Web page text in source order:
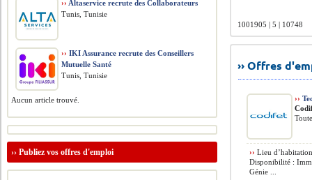
1001905 | 5 | 10748
›› Offres
››
›› Lieu
Disponibilité :
Génie ...
›› Altaservice recrute des Collaborateurs
Tunis, Tunisie
›› IKI Assurance recrute des Conseillers
Mutuelle Santé
Tunis, Tunisie
Aucun article trouvé.
››Publiez vos offres d'emploi